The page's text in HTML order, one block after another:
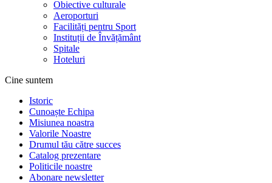
Obiective culturale
Aeroporturi
Facilități pentru Sport
Instituții de Învățământ
Spitale
Hoteluri
Cine suntem
Istoric
Cunoaște Echipa
Misiunea noastra
Valorile Noastre
Drumul tău către succes
Catalog prezentare
Politicile noastre
Abonare newsletter